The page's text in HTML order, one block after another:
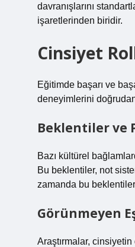
davranışlarını
işaretlerinden biridir.
Cinsiyet
Eğitimde başarı ve
deneyimlerini
Beklentiler ve
Bazı kültürel
Bu beklentiler, not
zamanda bu
Görünmeyen
Araştırmalar,